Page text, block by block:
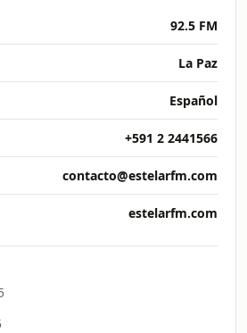
92.5 FM
La Paz
Español
+591 2 2441566
contacto@estelarfm.com
estelarfm.com